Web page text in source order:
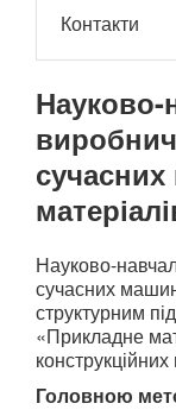
Контакти
Науково-
Науково-
сучасних
структурним
«Прикладне
Головною